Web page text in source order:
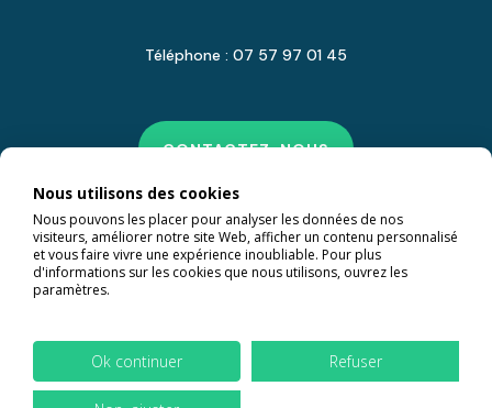
Téléphone : 07 57 97 01 45
CONTACTEZ-NOUS
Nous utilisons des cookies
Nous pouvons les placer pour analyser les données de nos
visiteurs, améliorer notre site Web, afficher un contenu personnalisé
et vous faire vivre une expérience inoubliable. Pour plus
d'informations sur les cookies que nous utilisons, ouvrez les
paramètres.
Ok continuer Refuser